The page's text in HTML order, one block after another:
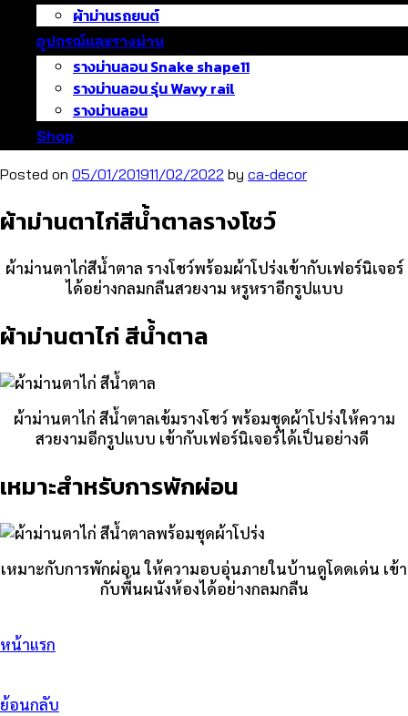
ผ้าม่านรถยนต์
อุปกรณ์และรางม่าน
รางม่านลอน Snake shape11
รางม่านลอน รุ่น Wavy rail
รางม่านลอน
Shop
Posted on 05/01/201911/02/2022 by ca-decor
ผ้าม่านตาไก่สีน้ำตาลรางโชว์
ผ้าม่านตาไก่สีน้ำตาล รางโชว์พร้อมผ้าโปร่งเข้ากับเฟอร์นิเจอร์
ได้อย่างกลมกลืนสวยงาม หรูหราอีกรูปแบบ
ผ้าม่านตาไก่ สีน้ำตาล
ผ้าม่านตาไก่ สีน้ำตาลเข้มรางโชว์ พร้อมชุดผ้าโปร่งให้ความ
สวยงามอีกรูปแบบ เข้ากับเฟอร์นิเจอร์ได้เป็นอย่างดี
เหมาะสำหรับการพักผ่อน
เหมาะกับการพักผ่อน ให้ความอบอุ่นภายในบ้านดูโดดเด่น เข้า
กับพื้นผนังห้องได้อย่างกลมกลืน
หน้าแรก
ย้อนกลับ